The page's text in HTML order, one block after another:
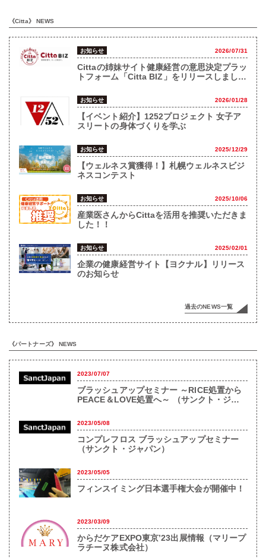
《Citta》 NEWS
お知らせ 2026/07/31
Cittaの姉妹サイト健康経営の意思決定プラッ
トフォーム「Citta BIZ」をリリースしまし
お知らせ 2026/01/28
【イベント紹介】1252プロジェクト 女子ア
スリートの身体づくりを学ぶ
お知らせ 2025/12/29
【ウェルネス賞獲得！】札幌ウェルネスビジ
ネスコンテスト
お知らせ 2025/10/06
産業医さんからCittaを活用を推奨いただきま
した！！
お知らせ 2025/02/01
企業の健康経営サイト【ヨクナル】リリース
のお知らせ
過去のNEWS一覧
《パートナーズ》 NEWS
2023/07/07
ブラッシュアップセミナー ～RICE処置から
PEACE＆LOVE処置へ～ （サンクト・ジャ
2023/05/08
コンプレフロス ブラッシュアップセミナー
（サンクト・ジャパン）
2023/05/05
フィンスイミング日本選手権大会が開催中！
2023/03/09
からだケアEXPO東京’23出展情報（マリープ
ラチーヌ株式会社）